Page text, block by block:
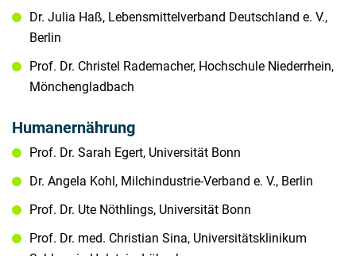
Dr. Julia Haß, Lebensmittelverband Deutschland e. V.,
Berlin
Prof. Dr. Christel Rademacher, Hochschule Niederrhein,
Mönchengladbach
Humanernährung
Prof. Dr. Sarah Egert, Universität Bonn
Dr. Angela Kohl, Milchindustrie-Verband e. V., Berlin
Prof. Dr. Ute Nöthlings, Universität Bonn
Prof. Dr. med. Christian Sina, Universitätsklinikum